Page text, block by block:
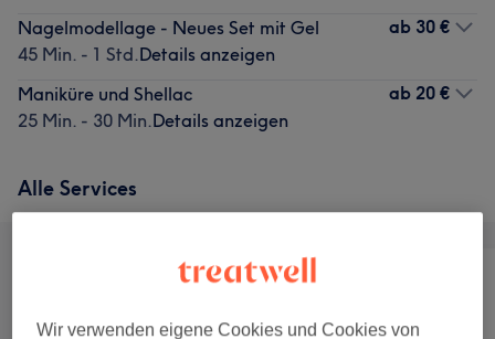
Nagelmodellage - Neues Set mit Gel
45 Min. - 1 Std.Details anzeigen
ab 30 €
Maniküre und Shellac
25 Min. - 30 Min.Details anzeigen
ab 20 €
Alle Services
Wir verwenden eigene Cookies und Cookies von